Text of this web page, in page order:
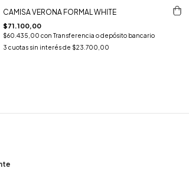
CAMISA VERONA FORMAL WHITE
$71.100,00
$60.435,00con Transferencia o depósito bancario
3 cuotas sin interés de $23.700,00